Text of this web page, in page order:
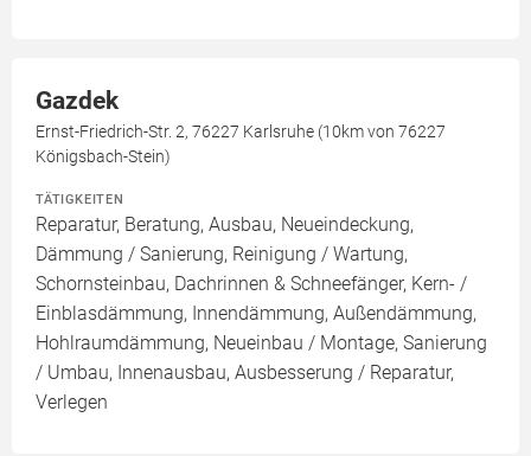
Gazdek
Ernst-Friedrich-Str. 2, 76227 Karlsruhe (10km von 76227
Königsbach-Stein)
TÄTIGKEITEN
Reparatur, Beratung, Ausbau, Neueindeckung,
Dämmung / Sanierung, Reinigung / Wartung,
Schornsteinbau, Dachrinnen & Schneefänger, Kern- /
Einblasdämmung, Innendämmung, Außendämmung,
Hohlraumdämmung, Neueinbau / Montage, Sanierung
/ Umbau, Innenausbau, Ausbesserung / Reparatur,
Verlegen